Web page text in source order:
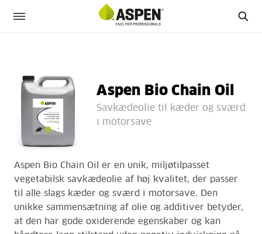
Aspen Bio Chain Oil
Savkædeolie til kæder og sværd
i motorsave
Aspen Bio Chain Oil er en unik, miljøtilpasset
vegetabilsk savkædeolie af høj kvalitet, der passer
til alle slags kæder og sværd i motorsave. Den
unikke sammensætning af olie og additiver betyder,
at den har gode oxiderende egenskaber og kan